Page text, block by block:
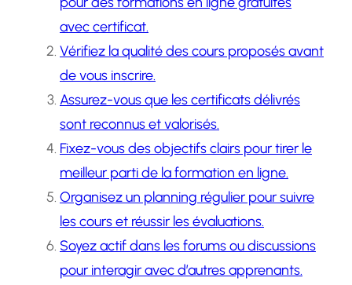
avec certificat.
Vérifiez la qualité des cours proposés avant
de vous inscrire.
Assurez-vous que les certificats délivrés
sont reconnus et valorisés.
Fixez-vous des objectifs clairs pour tirer le
meilleur parti de la formation en ligne.
Organisez un planning régulier pour suivre
les cours et réussir les évaluations.
Soyez actif dans les forums ou discussions
pour interagir avec d’autres apprenants.